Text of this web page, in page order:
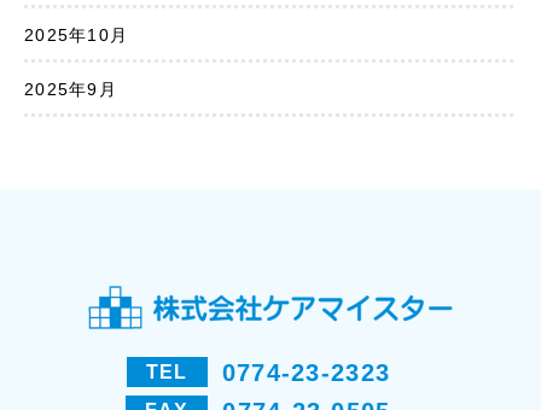
2025年10月
2025年9月
TEL 0774-23-2323